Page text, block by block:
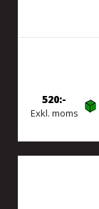
Exkl. moms
520